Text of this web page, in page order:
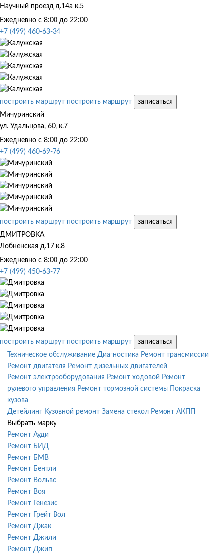
Научный проезд д.14а к.5
Ежедневно с 8:00 до 22:00
+7 (499) 460-63-34
построить маршрут построить маршрут
записаться
Мичуринский
ул. Удальцова, 60, к.7
Ежедневно с 8:00 до 22:00
+7 (499) 460-69-76
построить маршрут построить маршрут
записаться
ДМИТРОВКА
Лобненская д.17 к.8
Ежедневно с 8:00 до 22:00
+7 (499) 450-63-77
построить маршрут построить маршрут
записаться
Техническое обслуживание Диагностика Ремонт трансмиссии
Ремонт двигателя Ремонт дизельных двигателей
Ремонт электрооборудования Ремонт ходовой Ремонт
рулевого управления Ремонт тормозной системы
Покраска
кузова
Детейлинг Кузовной ремонт Замена стекол Ремонт АКПП
Выбрать марку
Ремонт Ауди
Ремонт БИД
Ремонт БМВ
Ремонт Бентли
Ремонт Вольво
Ремонт Воя
Ремонт Генезис
Ремонт Грейт Вол
Ремонт Джак
Ремонт Джили
Ремонт Джип